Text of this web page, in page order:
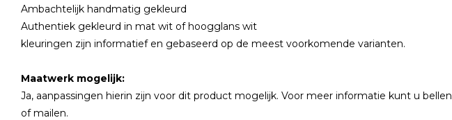
Ambachtelijk handmatig gekleurd
Authentiek gekleurd in mat wit of hoogglans wit
kleuringen zijn informatief en gebaseerd op de meest voorkomende varianten.
Maatwerk mogelijk:
Ja, aanpassingen hierin zijn voor dit product mogelijk. Voor meer informatie kunt u bellen
of mailen.